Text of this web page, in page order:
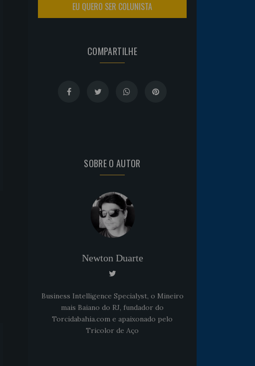
EU QUERO SER COLUNISTA
COMPARTILHE
SOBRE O AUTOR
Newton Duarte
Business Intelligence Specialyst, o Mineiro
mais Baiano do RJ, fundador do
Torcidabahia.com e apaixonado pelo
Tricolor de Aço